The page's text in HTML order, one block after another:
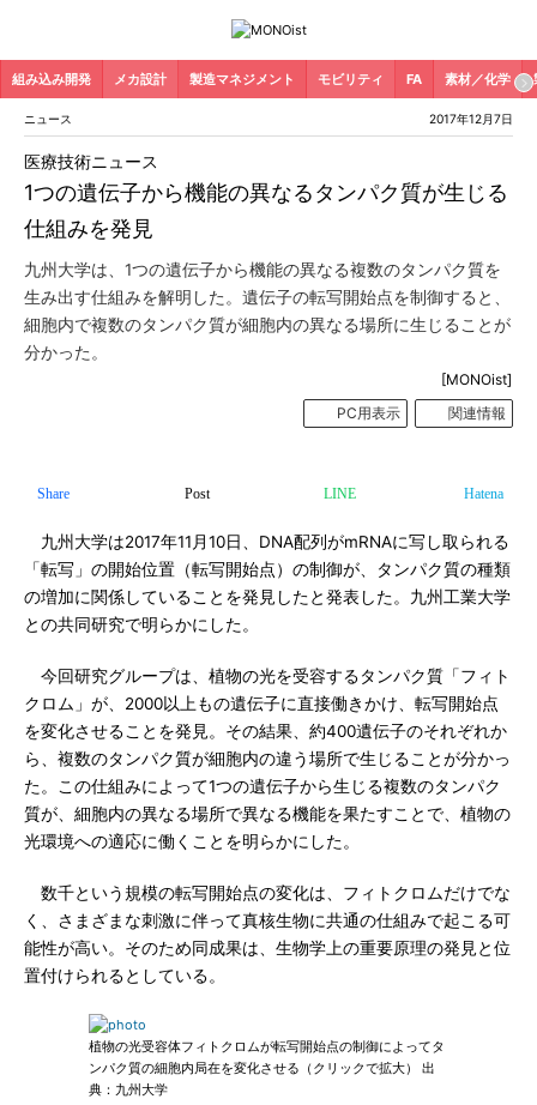
組み込み開発 メカ設計 製造マネジメント モビリティ FA 素材／化学
ニュース 2017年12月7日
1つの遺伝子から機能の異なるタンパク質が生じる
仕組みを発見
医療技術ニュース
九州大学は、1つの遺伝子から機能の異なる複数のタンパク質を
生み出す仕組みを解明した。遺伝子の転写開始点を制御すると、
細胞内で複数のタンパク質が細胞内の異なる場所に生じることが
分かった。
[MONOist]
PC用表示
関連情報
Share Post LINE Hatena
九州大学は2017年11月10日、DNA配列がmRNAに写し取られる
「転写」の開始位置（転写開始点）の制御が、タンパク質の種類
の増加に関係していることを発見したと発表した。九州工業大学
との共同研究で明らかにした。
今回研究グループは、植物の光を受容するタンパク質「フィト
クロム」が、2000以上もの遺伝子に直接働きかけ、転写開始点
を変化させることを発見。その結果、約400遺伝子のそれぞれか
ら、複数のタンパク質が細胞内の違う場所で生じることが分かっ
た。この仕組みによって1つの遺伝子から生じる複数のタンパク
質が、細胞内の異なる場所で異なる機能を果たすことで、植物の
光環境への適応に働くことを明らかにした。
数千という規模の転写開始点の変化は、フィトクロムだけでな
く、さまざまな刺激に伴って真核生物に共通の仕組みで起こる可
能性が高い。そのため同成果は、生物学上の重要原理の発見と位
置付けられるとしている。
植物の光受容体フィトクロムが転写開始点の制御によってタ
ンパク質の細胞内局在を変化させる（クリックで拡大） 出
典：九州大学